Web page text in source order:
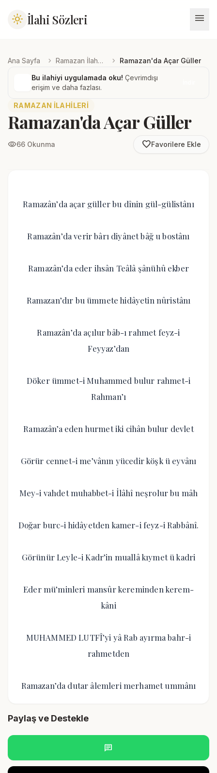
light_mode İlahi Sözleri menu
Ana Sayfa chevron_right Ramazan İlahileri chevron_right Ramazan'da Açar Güller
Bu ilahiyi uygulamada oku! Çevrimdışı
erişim ve daha fazlası.
RAMAZAN İLAHILERI
Ramazan'da Açar Güller
visibility66 Okunma favorite_borderFavorilere Ekle
Ramazân’da açar güller bu dînin gül-gülistânı
Ramazân’da verir bârı diyânet bâğ u bostânı
Ramazân’da eder ihsân Teâlâ şânühû ekber
Ramazan’dır bu ümmete hidâyetin nûristânı
Ramazân’da açılur bâb-ı rahmet feyz-i
Feyyaz’dan
Döker ümmet-i Muhammed bulur rahmet-i
Rahman’ı
Ramazân’a eden hurmet iki cihân bulur devlet
Görür cennet-i me’vânın yücedir köşk ü eyvânı
Mey-i vahdet muhabbet-i İlâhî neşrolur bu mâh
Doğar burc-i hidâyetden kamer-i feyz-i Rabbânî.
Görünür Leyle-i Kadr’in muallâ kıymet ü kadri
Eder mü’minleri mansûr kereminden kerem-
kâni
MUHAMMED LUTFÎ’yi yâ Rab ayırma bahr-i
rahmetden
Ramazan’da dutar âlemleri merhamet ummânı
Paylaş ve Destekle
chat